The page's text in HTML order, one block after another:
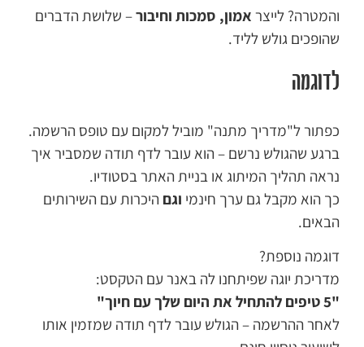
והמטרה? לייצר אמון, סמכות וחיבור– שלושת הדברים
שהופכים גולש לליד.
לדוגמה
כפתור ל"מדריך מתנה" מוביל למקום עם טופס הרשמה.
ברגע שהגולש נרשם – הוא עובר לדף תודה שמסביר איך
נראה תהליך המיתוג או בניית האתר בסטודיו.
כך הוא מקבל גם ערך חינמי וגם היכרות עם השירותים
הבאים.
דוגמה נוספת?
מדריכת יוגה שפיתחנו לה באנר עם הטקסט:
"5 טיפים להתחיל את היום שלך עם חיוך"
לאחר ההרשמה – הגולש עובר לדף תודה שמזמין אותו